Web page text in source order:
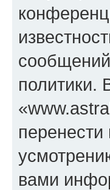
политики.
вами